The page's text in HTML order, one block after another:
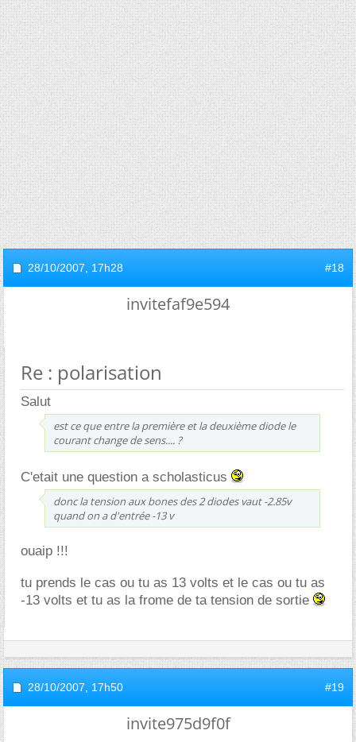
28/10/2007, 17h28 #18
invitefaf9e594
Re : polarisation
Salut
est ce que entre la première et la deuxième diode le
courant change de sens.... ?
C'etait une question a scholasticus
donc la tension aux bones des 2 diodes vaut -2.85v
quand on a d'entrée -13 v
ouaip !!!
tu prends le cas ou tu as 13 volts et le cas ou tu as
-13 volts et tu as la frome de ta tension de sortie
28/10/2007, 17h50 #19
invite975d9f0f